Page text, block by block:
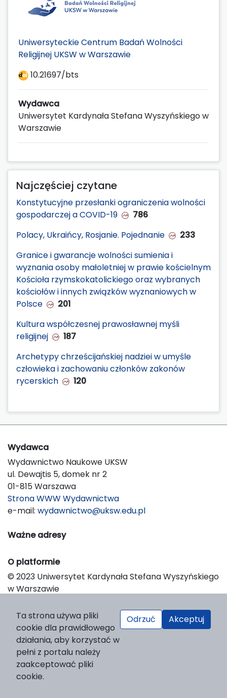
Uniwersyteckie Centrum Badań Wolności
Religijnej UKSW w Warszawie
10.21697/bts
Wydawca
Uniwersytet Kardynała Stefana Wyszyńskiego w
Warszawie
Najczęściej czytane
Konstytucyjne przesłanki ograniczenia wolności
gospodarczej a COVID-19
786
Polacy, Ukraińcy, Rosjanie. Pojednanie
233
Granice i gwarancje wolności sumienia i
wyznania osoby małoletniej w prawie kościelnym
Kościoła rzymskokatolickiego oraz wybranych
kościołów i innych związków wyznaniowych w
Polsce
201
Kultura współczesnej prawosławnej myśli
religijnej
187
Archetypy chrześcijańskiej nadziei w umyśle
człowieka i zachowaniu członków zakonów
rycerskich
120
Wydawca
Wydawnictwo Naukowe UKSW
ul. Dewajtis 5, domek nr 2
01-815 Warszawa
Strona WWW Wydawnictwa
e-mail: wydawnictwo@uksw.edu.pl
Ważne adresy
O platformie
© 2023 Uniwersytet Kardynała Stefana Wyszyńskiego
w Warszawie
Platform & Workflow by OJS/PKP
Ta strona używa pliki
cookie dla prawidłowego
działania, aby korzystać w
pełni z portalu należy
zaakceptować pliki
cookie.
Odrzuć Akceptuj